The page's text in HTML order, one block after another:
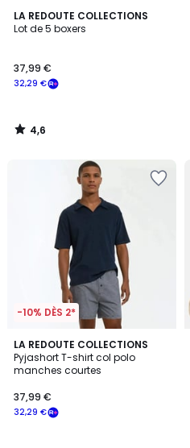
LA REDOUTE COLLECTIONS
Lot de 5 boxers
32,29 €
37,99 €
4,6
/ 5
4,6
/
-10% DÈS 2*
LA REDOUTE COLLECTIONS
Pyjashort T-shirt col polo
manches courtes
32,29 €
37,99 €
4,9
/ 5